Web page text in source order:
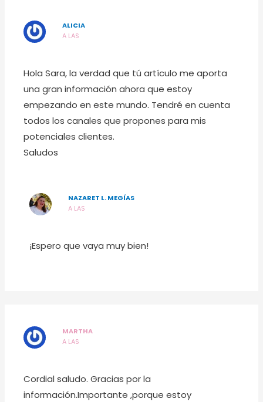
ALICIA
A LAS
Hola Sara, la verdad que tú artículo me aporta
una gran información ahora que estoy
empezando en este mundo. Tendré en cuenta
todos los canales que propones para mis
potenciales clientes.
Saludos
NAZARET L. MEGÍAS
A LAS
¡Espero que vaya muy bien!
MARTHA
A LAS
Cordial saludo. Gracias por la
información.Importante ,porque estoy